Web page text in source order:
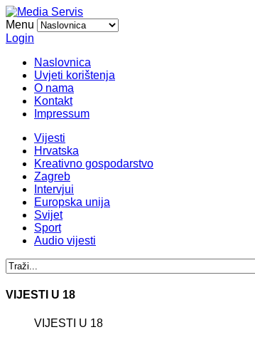
Menu
Login
Naslovnica
Uvjeti korištenja
O nama
Kontakt
Impressum
Vijesti
Hrvatska
Kreativno gospodarstvo
Zagreb
Intervjui
Europska unija
Svijet
Sport
Audio vijesti
VIJESTI U 18
VIJESTI U 18